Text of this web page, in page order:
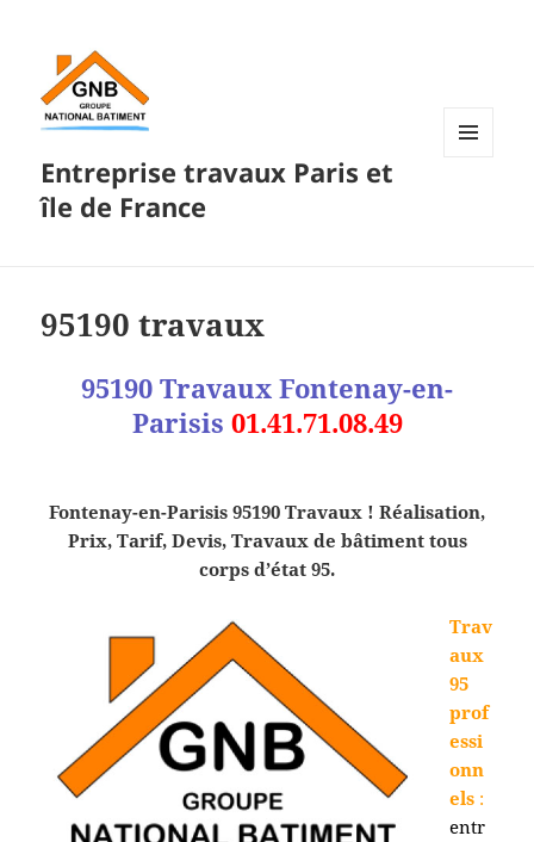
Entreprise travaux Paris et
île de France
95190 travaux
95190 Travaux Fontenay-en-
Parisis 01.41.71.08.49
Fontenay-en-Parisis 95190 Travaux ! Réalisation,
Prix, Tarif, Devis, Travaux de bâtiment tous
corps d’état 95.
Trav
aux
95
prof
essi
onn
els :
entr